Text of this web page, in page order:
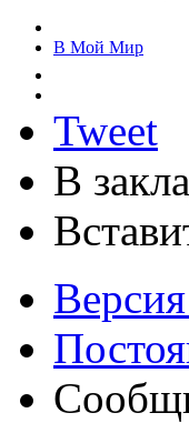
В Мой Мир
Tweet
В